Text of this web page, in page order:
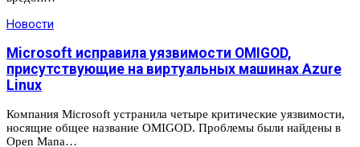
Новости
Microsoft исправила уязвимости OMIGOD,
присутствующие на виртуальных машинах Azure
Linux
Компания Microsoft устранила четыре критические уязвимости,
носящие общее название OMIGOD. Проблемы были найдены в
Open Mana…